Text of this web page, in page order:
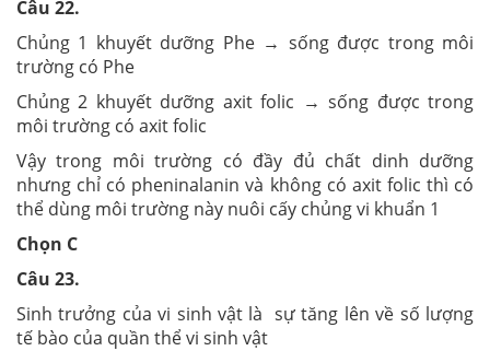
Câu 22.
Chủng 1 khuyết dưỡng Phe → sống được trong môi
trường có Phe
Chủng 2 khuyết dưỡng axit folic → sống được trong
môi trường có axit folic
Vậy trong môi trường có đầy đủ chất dinh dưỡng
nhưng chỉ có pheninalanin và không có axit folic thì có
thể dùng môi trường này nuôi cấy chủng vi khuẩn 1
Chọn C
Câu 23.
Sinh trưởng của vi sinh vật là sự tăng lên về số lượng
tế bào của quần thể vi sinh vật